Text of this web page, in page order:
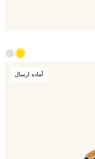
آماده ارسال